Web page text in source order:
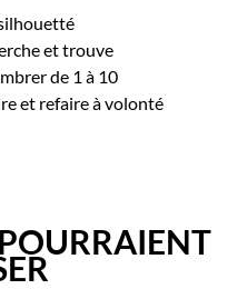
et trouve
de 1 à 10
et refaire à volonté